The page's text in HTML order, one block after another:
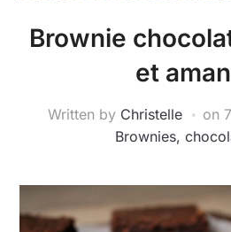
Brownie
et
Written by Christelle on
Brownies,